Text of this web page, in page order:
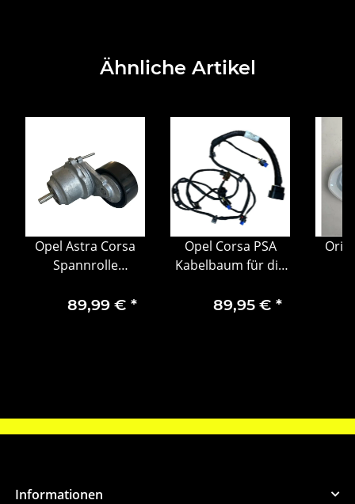
Ähnliche Artikel
Opel Astra Corsa
Spannrolle
Riemenspanner
89,99 € *
Opel Corsa PSA
Kabelbaum für die
Einparkhilfe
89,95 € *
Informationen